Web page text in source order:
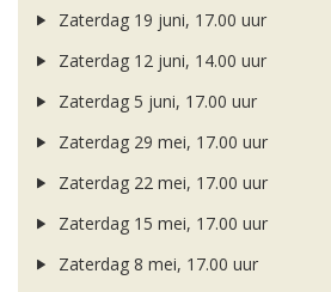
Zaterdag 19 juni, 17.00 uur
Zaterdag 12 juni, 14.00 uur
Zaterdag 5 juni, 17.00 uur
Zaterdag 29 mei, 17.00 uur
Zaterdag 22 mei, 17.00 uur
Zaterdag 15 mei, 17.00 uur
Zaterdag 8 mei, 17.00 uur